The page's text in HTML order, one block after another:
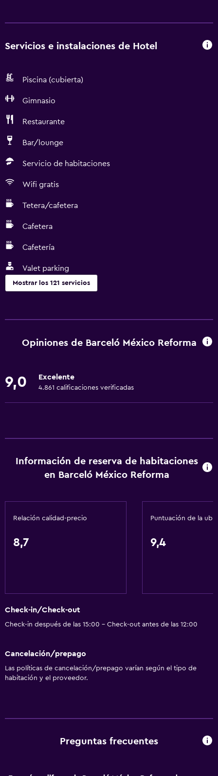
Servicios e instalaciones de Hotel
Piscina (cubierta)
Gimnasio
Restaurante
Bar/lounge
Servicio de habitaciones
Wifi gratis
Tetera/cafetera
Cafetera
Cafetería
Valet parking
Mostrar los 121 servicios
Servicio de entrega de comida
La comida se puede entregar en el alojamiento
Tetera/cafetera
Mesa de comedor
Renta de autos
Servicio de despertador
Cambio de divisas
Instalaciones para reuniones
Opiniones de Barceló México Reforma
9,0 Excelente
4.861 calificaciones verificadas
Información de reserva de habitaciones
en Barceló México Reforma
Relación calidad-precio
8,7
Puntuación de la
9,4
Check-in/Check-out
Check-in después de las 15:00 - Check-out antes de las 12:00
Cancelación/prepago
Las políticas de cancelación/prepago varían según el tipo de
habitación y el proveedor.
Preguntas frecuentes